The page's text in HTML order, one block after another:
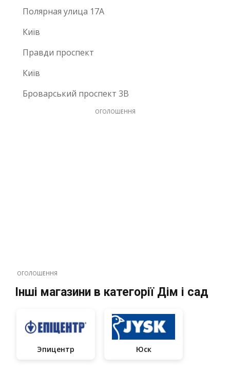
Полярная улица 17А
Київ
Правди проспект
Київ
Броварський проспект 3В
ОГОЛОШЕННЯ
ОГОЛОШЕННЯ
Інші магазини в категорії Дім і сад
Эпицентр Юск